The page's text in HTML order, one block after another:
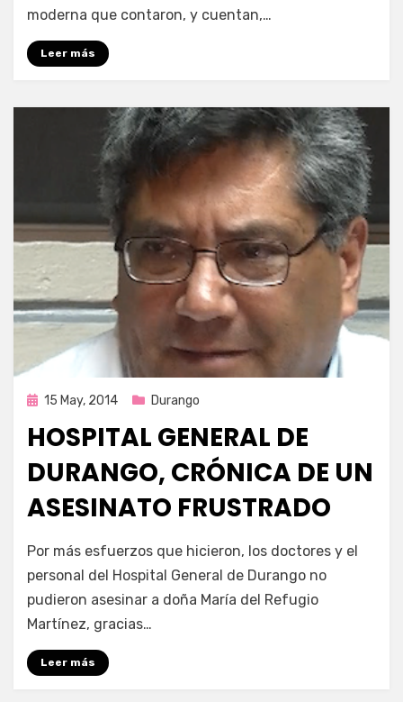
moderna que contaron, y cuentan,…
Leer más
Publicada
15 May, 2014 Durango
HOSPITAL GENERAL DE
DURANGO, CRÓNICA DE UN
ASESINATO FRUSTRADO
Enrique
Por más esfuerzos que hicieron, los doctores y el
personal del Hospital General de Durango no
pudieron asesinar a doña María del Refugio
Martínez, gracias…
Leer más